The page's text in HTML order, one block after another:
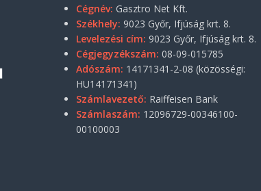
Cégnév: Gasztro Net Kft.
Székhely: 9023 Győr, Ifjúság krt. 8.
Levelezési cím: 9023 Győr, Ifjúság krt. 8.
Cégjegyzékszám: 08-09-015785
Adószám: 14171341-2-08 (közösségi:
HU14171341)
Számlavezető: Raiffeisen Bank
Számlaszám: 12096729-00346100-
00100003